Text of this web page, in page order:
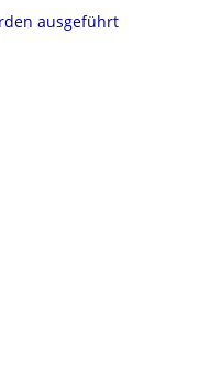
ausgeführt